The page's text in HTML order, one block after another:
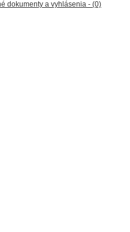
dokumenty a vyhlásenia - (0)